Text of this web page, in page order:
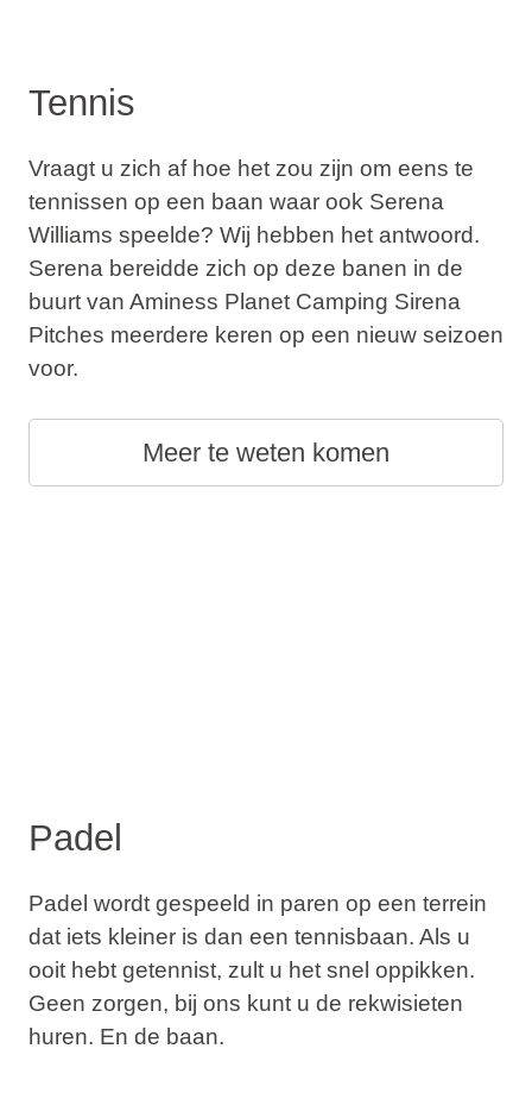
Tennis
Vraagt u zich af hoe het zou zijn om eens te
tennissen op een baan waar ook Serena
Williams speelde? Wij hebben het antwoord.
Serena bereidde zich op deze banen in de
buurt van Aminess Planet Camping Sirena
Pitches meerdere keren op een nieuw seizoen
voor.
Meer te weten komen
Padel
Padel wordt gespeeld in paren op een terrein
dat iets kleiner is dan een tennisbaan. Als u
ooit hebt getennist, zult u het snel oppikken.
Geen zorgen, bij ons kunt u de rekwisieten
huren. En de baan.